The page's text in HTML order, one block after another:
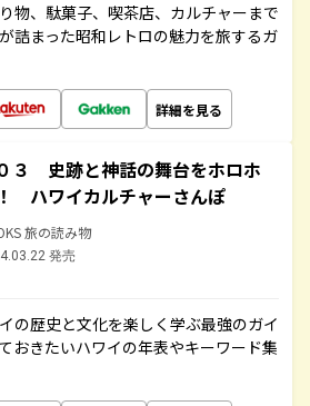
物、駄菓子、喫茶店、カルチャーまで
詰まった昭和レトロの魅力を旅するガ
詳細を見る
３ 史跡と神話の舞台をホロホ
ハワイカルチャーさんぽ
旅の読み物
発売
の歴史と文化を楽しく学ぶ最強のガイ
おきたいハワイの年表やキーワード集